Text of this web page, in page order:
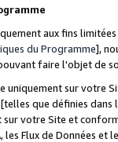
aux fins
du Programme],
faire l'objet de
uniquement sur votre
que définies dans
sur votre Site et
les Flux de Données